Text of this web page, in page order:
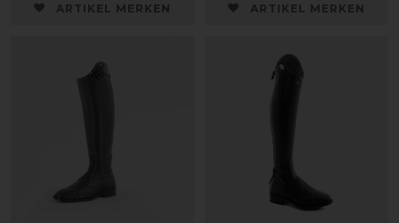
ARTIKEL MERKEN ARTIKEL MERKEN